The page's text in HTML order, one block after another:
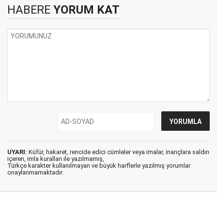
HABERE YORUM KAT
UYARI: Küfür, hakaret, rencide edici cümleler veya imalar, inançlara saldırı
içeren, imla kuralları ile yazılmamış,
Türkçe karakter kullanılmayan ve büyük harflerle yazılmış yorumlar
onaylanmamaktadır.